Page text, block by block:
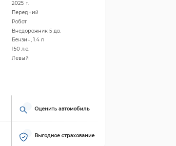
2025 г.
Передний
Робот
Внедорожник 5 дв.
Бензин, 1.4 л
150 л.с.
Левый
Оценить автомобиль
Выгодное страхование